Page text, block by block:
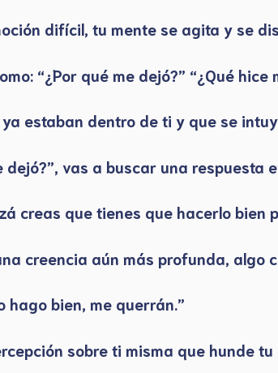
difícil, tu mente se agita y se
“¿Por qué me dejó?” “¿Qué hice
estaban dentro de ti y que se
vas a buscar una respuesta
creas que tienes que hacerlo bien
creencia aún más profunda, algo
hago bien, me querrán.”
sobre ti misma que hunde